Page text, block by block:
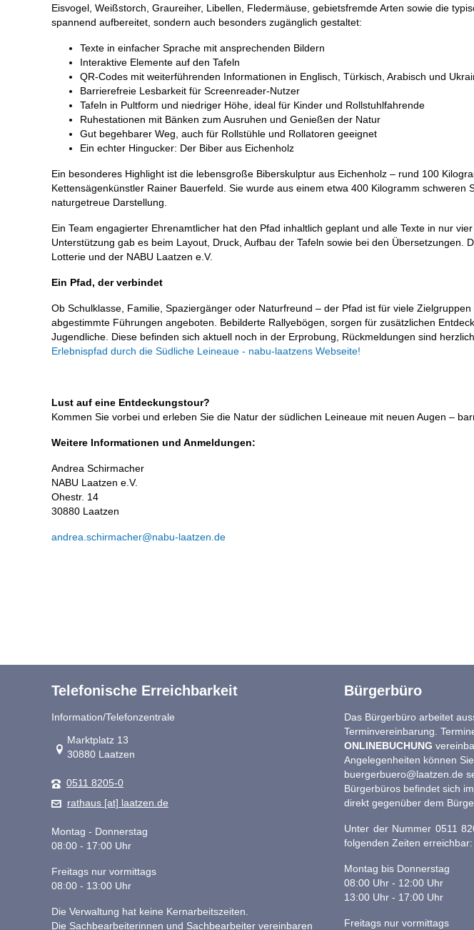
Eisvogel, Weißstorch, Graureiher, Libellen, Fledermäuse, gebietsfremde Arten sowie die
spannend aufbereitet, sondern auch besonders zugänglich gestaltet:
Texte in einfacher Sprache mit ansprechenden Bildern
Interaktive Elemente auf den Tafeln
QR-Codes mit weiterführenden Informationen in Englisch, Türkisch, Arabisch und
Barrierefreie Lesbarkeit für Screenreader-Nutzer
Tafeln in Pultform und niedriger Höhe, ideal für Kinder und Rollstuhlfahrende
Ruhestationen mit Bänken zum Ausruhen und Genießen der Natur
Gut begehbarer Weg, auch für Rollstühle und Rollatoren geeignet
Ein echter Hingucker: Der Biber aus Eichenholz
Ein besonderes Highlight ist die lebensgroße Biberskulptur aus Eichenholz – rund 100
Kettensägenkünstler Rainer Bauerfeld. Sie wurde aus einem etwa 400 Kilogramm schweren
naturgetreue Darstellung.
Ein Team engagierter Ehrenamtlicher hat den Pfad inhaltlich geplant und alle Texte in nur
Unterstützung gab es beim Layout, Druck, Aufbau der Tafeln sowie bei den Übersetzungen.
Lotterie und der NABU Laatzen e.V.
Ein Pfad, der verbindet
Ob Schulklasse, Familie, Spaziergänger oder Naturfreund – der Pfad ist für viele Zielgruppen
abgestimmte Führungen angeboten. Bebilderte Rallyebögen, sorgen für zusätzlichen
Jugendliche. Diese befinden sich aktuell noch in der Erprobung, Rückmeldungen sind
Erlebnispfad durch die Südliche Leineaue - nabu-laatzens Webseite!
Lust auf eine Entdeckungstour?
Kommen Sie vorbei und erleben Sie die Natur der südlichen Leineaue mit neuen Augen –
Weitere Informationen und Anmeldungen:
Andrea Schirmacher
NABU Laatzen e.V.
Ohestr. 14
30880 Laatzen
andrea.schirmacher@nabu-laatzen.de
Telefonische Erreichbarkeit
Information/Telefonzentrale
Link zur Google-Maps Navigation
Marktplatz 13
30880 Laatzen
0511 8205-0
rathaus [at] laatzen.de
Montag - Donnerstag
08:00 - 17:00 Uhr
Freitags nur vormittags
08:00 - 13:00 Uhr
Die Verwaltung hat keine Kernarbeitszeiten.
Die Sachbearbeiterinnen und Sachbearbeiter vereinbaren
Bürgerbüro
Das Bürgerbüro arbeitet
Terminvereinbarung.
ONLINEBUCHUNG
Angelegenheiten können
buergerbuero@laatzen.de
Bürgerbüros befindet sich
direkt gegenüber dem
Unter der Nummer 0511
folgenden Zeiten erreichbar:
Montag bis Donnerstag
08:00 Uhr - 12:00 Uhr
13:00 Uhr - 17:00 Uhr
Freitags nur vormittags